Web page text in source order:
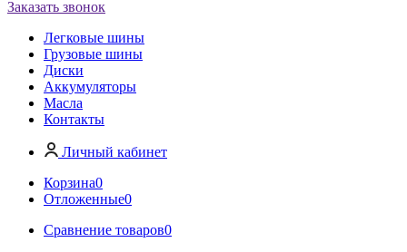
Заказать звонок
Легковые шины
Грузовые шины
Диски
Аккумуляторы
Масла
Контакты
Личный кабинет
Корзина0
Отложенные0
Сравнение товаров0